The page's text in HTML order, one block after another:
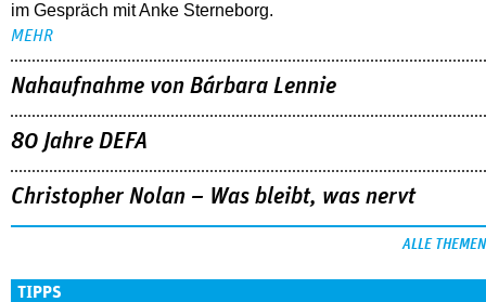
im Gespräch mit Anke Sterneborg.
MEHR
Nahaufnahme von Bárbara Lennie
80 Jahre DEFA
Christopher Nolan – Was bleibt, was nervt
ALLE THEMEN
TIPPS